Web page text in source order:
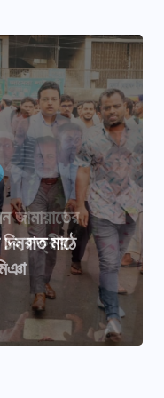
মাঠে